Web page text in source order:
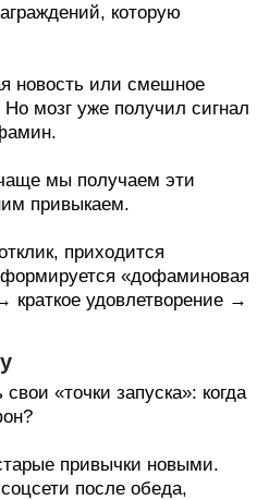
которую
новость или смешное
мозг уже получил сигнал
мы получаем эти
привыкаем.
приходится
«дофаминовая
краткое удовлетворение →
«точки запуска»: когда
привычки новыми.
после обеда,